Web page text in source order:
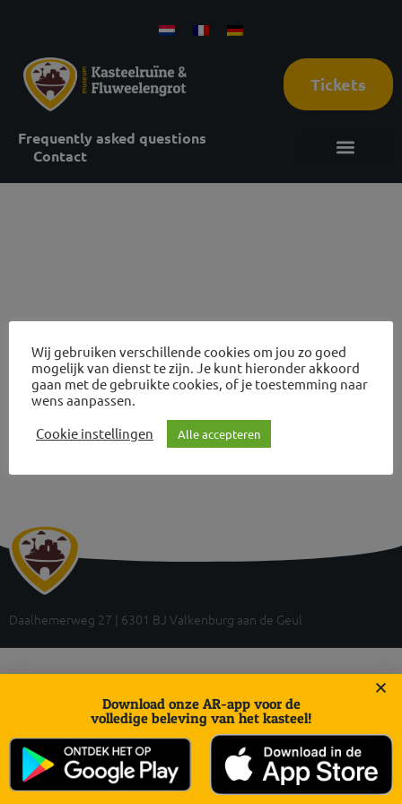
Tickets
Frequently asked questions
Contact
december
Reviews Castle ruins and cave tours
Daalhemerweg 27 | 6301 BJ Valkenburg aan de Geul
Wij gebruiken verschillende cookies om jou zo goed
mogelijk van dienst te zijn. Je kunt hieronder akkoord
gaan met de gebruikte cookies, of je toestemming naar
wens aanpassen.
Cookie instellingen
Alle accepteren
Download onze AR-app voor de
volledige beleving van het kasteel!